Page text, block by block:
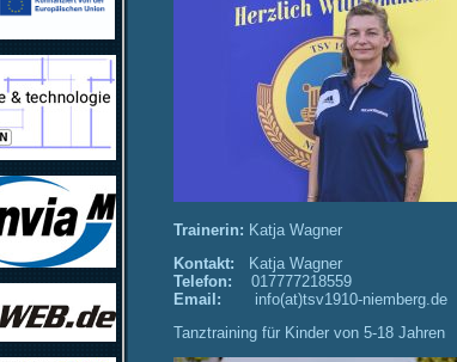
Trainerin: Katja Wagner
Kontakt:
Katja Wagner
Telefon:
017777218559
Email: info(at)tsv1910-niemberg.de
Tanztraining für Kinder von 5-18 Jahren